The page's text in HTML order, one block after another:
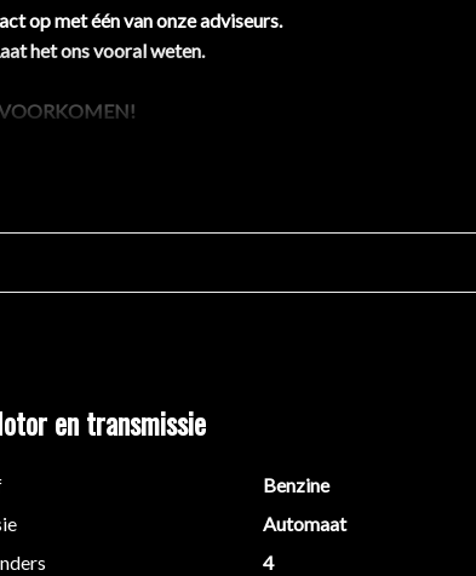
op met één van onze adviseurs.
het ons vooral weten.
VOORKOMEN!
echter geen rechten worden ontleend aan de
welke voor jou belangrijk zijn en je beslissing
en transmissie
Benzine
Automaat
4